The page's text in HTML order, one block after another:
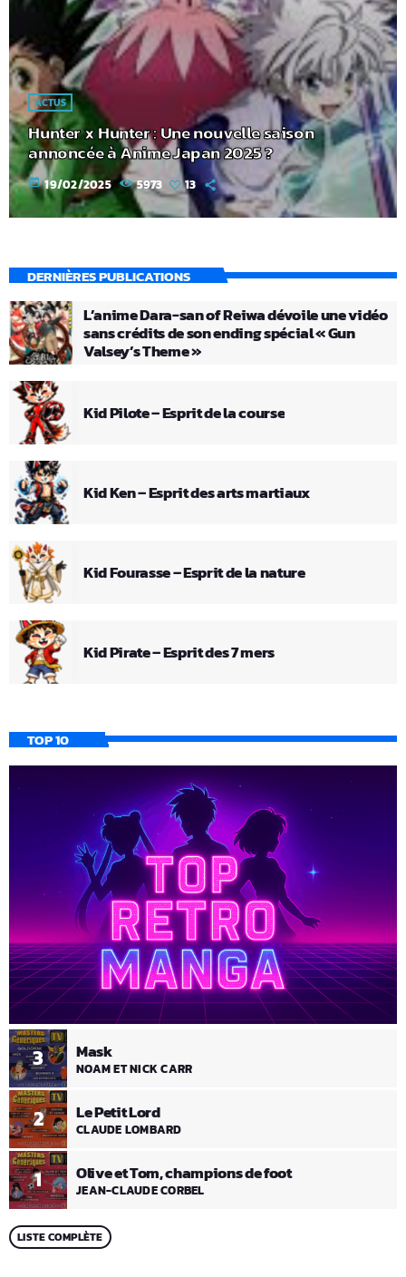
ACTUS
Hunter x Hunter : Une nouvelle saison
annoncée à Anime Japan 2025 ?
today 19/02/2025 5973 13
DERNIÈRES PUBLICATIONS
L’anime Dara-san of Reiwa dévoile une vidéo
sans crédits de son ending spécial « Gun
Valsey’s Theme »
Kid Pilote – Esprit de la course
Kid Ken – Esprit des arts martiaux
Kid Fourasse – Esprit de la nature
Kid Pirate – Esprit des 7 mers
TOP 10
1 Olive et Tom, champions de foot
JEAN-CLAUDE CORBEL
2 Le Petit Lord
CLAUDE LOMBARD
3 Mask
NOAM ET NICK CARR
LISTE COMPLÈTE